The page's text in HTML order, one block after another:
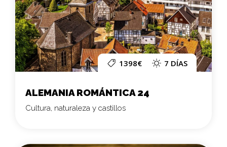
1398€ 7 DÍAS
ALEMANIA ROMÁNTICA 24
Cultura, naturaleza y castillos